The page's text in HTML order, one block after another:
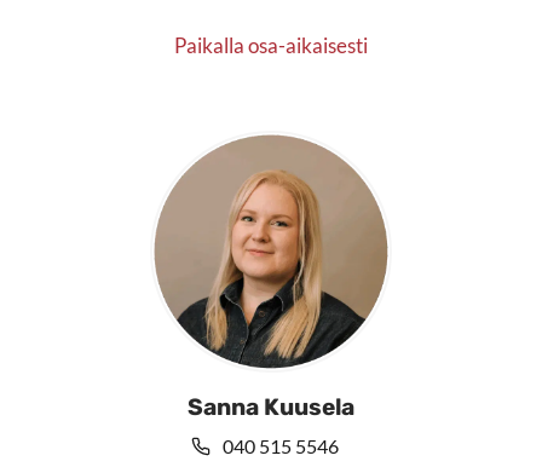
Paikalla osa-aikaisesti
Sanna Kuusela
040 515 5546